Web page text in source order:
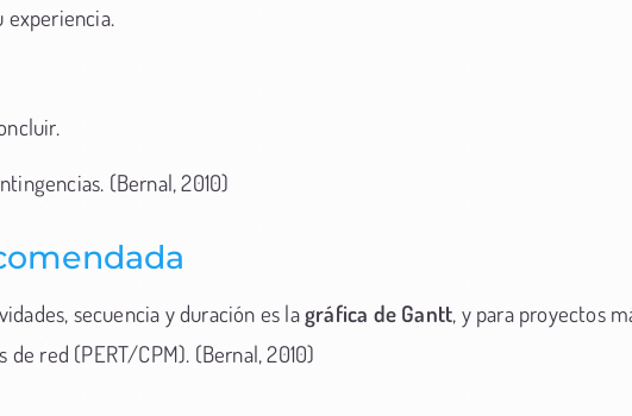
experiencia.
(Bernal, 2010)
secuencia y duración es lagráfica de Gantt, y para proyectos
red (PERT/CPM). (Bernal, 2010)